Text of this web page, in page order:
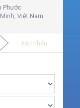
Phước
Việt Nam
Xác nhận